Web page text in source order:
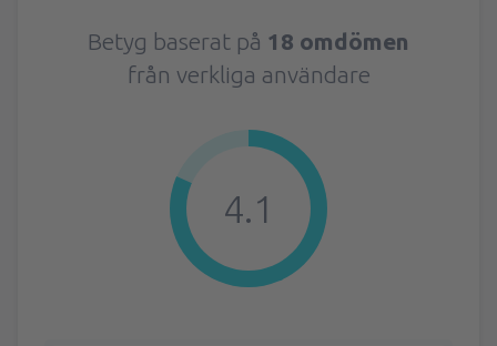
Betyg baserat på 18 omdömen
från verkliga användare
4.1